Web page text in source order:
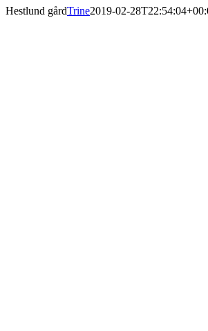
Hestlund gårdTrine2019-02-